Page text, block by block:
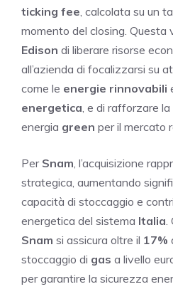
ticking fee , calcolata su un
momento del closing.
Edison di liberare risorse
all’azienda di focalizzarsi su
come le energie rinnovabili
energetica , e di rafforzare
energia green per il mercato
Per Snam , l’acquisizione
strategica, aumentando
capacità di stoccaggio e
energetica del sistema Italia
Snam si assicura oltre il 17%
stoccaggio di gas a livello
per garantire la sicurezza